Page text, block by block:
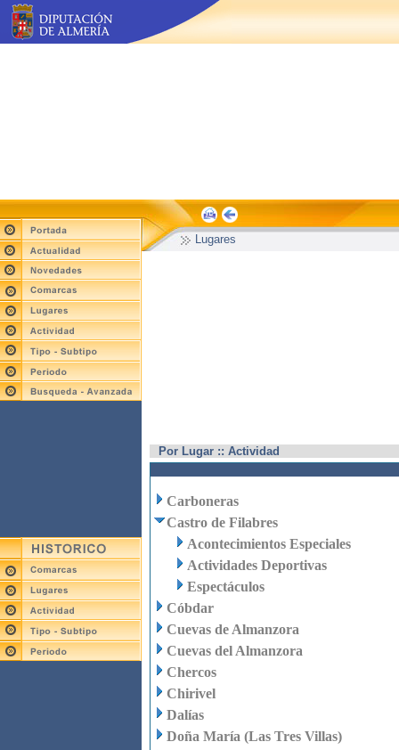
Lugares
Por Lugar :: Actividad
Carboneras
Castro de Filabres
Acontecimientos Especiales
Actividades Deportivas
Espectáculos
Cóbdar
Cuevas de Almanzora
Cuevas del Almanzora
Chercos
Chirivel
Dalías
Doña María (Las Tres Villas)